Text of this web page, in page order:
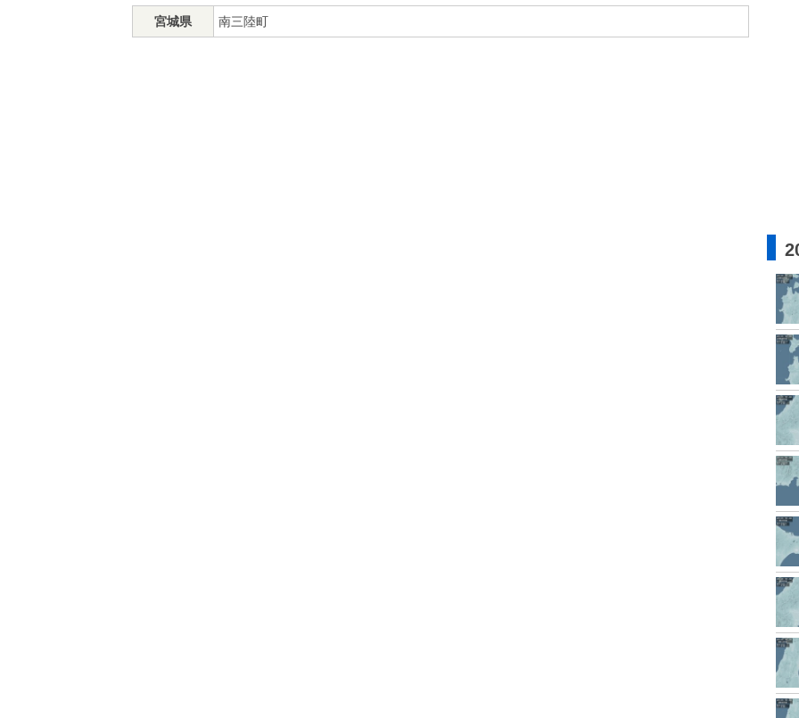
宮城県 南三陸町